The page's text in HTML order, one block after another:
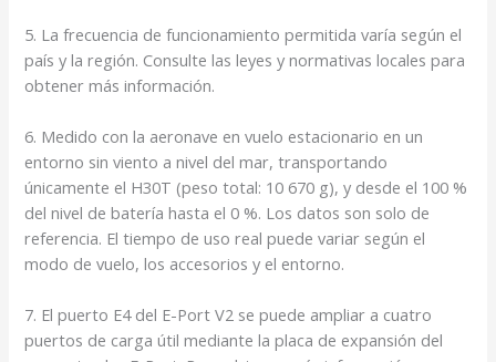
5. La frecuencia de funcionamiento permitida varía según el
país y la región. Consulte las leyes y normativas locales para
obtener más información.
6. Medido con la aeronave en vuelo estacionario en un
entorno sin viento a nivel del mar, transportando
únicamente el H30T (peso total: 10 670 g), y desde el 100 %
del nivel de batería hasta el 0 %. Los datos son solo de
referencia. El tiempo de uso real puede variar según el
modo de vuelo, los accesorios y el entorno.
7. El puerto E4 del E-Port V2 se puede ampliar a cuatro
puertos de carga útil mediante la placa de expansión del